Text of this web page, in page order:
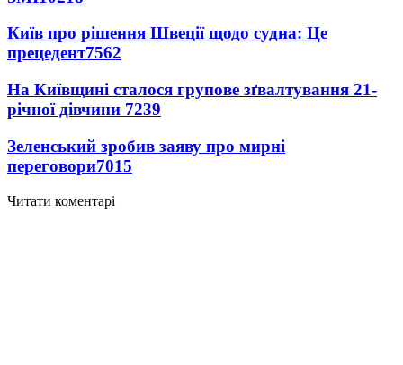
Київ про рішення Швеції щодо судна: Це
прецедент7562
На Київщині сталося групове зґвалтування 21-
річної дівчини 7239
Зеленський зробив заяву про мирні
переговори7015
Читати коментарі